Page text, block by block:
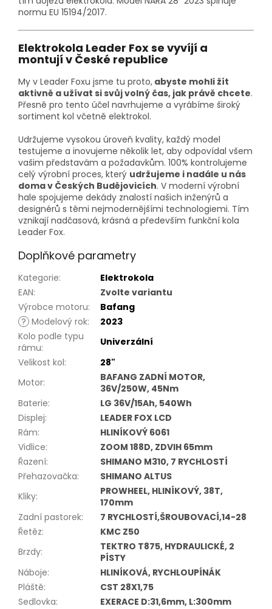
normu EU 15194/2017.
Elektrokola Leader Fox se vyvíjí a
montují v České republice
My v Leader Foxu jsme tu proto, abyste mohli žít
aktivně a užívat si svůj volný čas, jak právě chcete.
Přesně pro tento účel navrhujeme a vyrábíme široký
sortiment kol včetně elektrokol.
Udržujeme vysokou úroveň kvality, každý model
testujeme a inovujeme několik let, aby odpovídal všem
vašim představám a požadavkům. 100% kontrolujeme
celý výrobní proces, který udržujeme i nadále u nás
doma v Českých Budějovicích. V moderní výrobní
hale spojujeme dekády znalostí našich inženýrů a
designérů s těmi nejmodernějšími technologiemi. Tím
vznikají nadčasová, krásná a především funkční kola
Leader Fox.
Doplňkové parametry
Kategorie:
Elektrokola
EAN:
Zvolte variantu
Výrobce motoru:
Bafang
? Modelový rok:
2023
Kolo podle typu
rámu:
Univerzální
Velikost kol:
28"
Motor:
BAFANG ZADNÍ MOTOR,
36V/250W, 45Nm
Baterie:
LG 36V/15Ah, 540Wh
Displej:
LEADER FOX LCD
Rám:
HLINÍKOVÝ 6061
Vidlice:
ZOOM 188D, ZDVIH 65mm
Řazení:
SHIMANO M310, 7 RYCHLOSTÍ
Přehazovačka:
SHIMANO ALTUS
Kliky:
PROWHEEL, HLINÍKOVÝ, 38T,
170mm
Zadní pastorek:
7 RYCHLOSTÍ,ŠROUBOVACÍ,14-28
Řetěz:
KMC Z50
Brzdy:
TEKTRO T875, HYDRAULICKÉ, 2
PÍSTY
Náboje:
HLINÍKOVÁ, RYCHLOUPÍNÁK
Pláště:
CST 28X1,75
Sedlovka:
EXERACE D:31,6mm, L:300mm